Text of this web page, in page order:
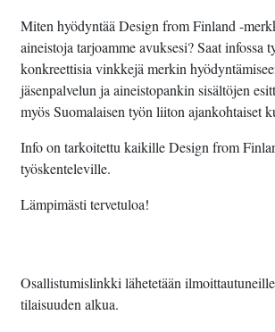
Miten hyödyntää Design from Finland -
aineistoja tarjoamme avuksesi? Saat infossa
konkreettisia vinkkejä merkin
jäsenpalvelun ja aineistopankin sisältöjen
myös Suomalaisen työn liiton ajankohtaiset
Info on tarkoitettu kaikille Design from
työskenteleville.
Lämpimästi
Osallistumislinkki lähetetään
tilaisuuden alkua.